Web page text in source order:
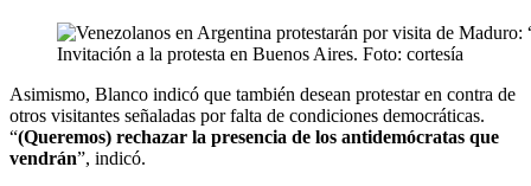
Invitación a la protesta en Buenos Aires. Foto: cortesía
Asimismo, Blanco indicó que también desean protestar en contra de
otros visitantes señaladas por falta de condiciones democráticas.
“(Queremos) rechazar la presencia de los antidemócratas que
vendrán”, indicó.